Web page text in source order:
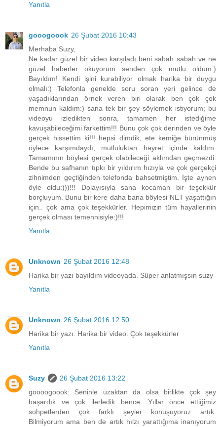
Yanıtla
gooogoook 26 Şubat 2016 10:43
Merhaba Suzy,
Ne kadar güzel bir video karşıladı beni sabah sabah ve ne
güzel haberler okuyorum senden çok mutlu oldum:)
Bayıldım! Kendi işini kurabiliyor olmak harika bir duygu
olmalı:) Telefonla genelde soru soran yeri gelince de
yaşadıklarından örnek veren biri olarak ben çok çok
memnun kaldım:) sana tek bir şey söylemek istiyorum; bu
videoyu izledikten sonra, tamamen her istediğime
kavuşabileceğimi farkettim!!! Bunu çok çok derinden ve öyle
gerçek hissettim ki!!! hepsi dimdik, ete kemiğe bürünmüş
öylece karşımdaydı, mutluluktan hayret içinde kaldım.
Tamamının böylesi gerçek olabileceği aklımdan geçmezdi.
Bende bu safhanın tıpkı bir yıldırım hızıyla ve çok gerçekçi
zihnimden geçtiğinden telefonda bahsetmiştim. İşte aynen
öyle oldu:)))!!! Dolayısıyla sana kocaman bir teşekkür
borçluyum. Bunu bir kere daha bana böylesi NET yaşattığın
için.. çok ama çok teşekkürler. Hepimizin tüm hayallerinin
gerçek olması temennisiyle:)!!!
Yanıtla
Unknown 26 Şubat 2016 12:48
Harika bir yazı bayıldım videoyada. Süper anlatmışsın suzy
Yanıtla
Unknown 26 Şubat 2016 12:50
Harika bir yazı. Harika bir video. Çok teşekkürler
Yanıtla
Suzy
26 Şubat 2016 13:22
goooogoook: Seninle uzaktan da olsa birlikte çok şey
başardık ve çok ilerledik bence. Yıllar önce ettiğimiz
sohpetlerden çok farklı şeyler konuşuyoruz artık.
Bilmiyorum ama ben de artık hılzı yarattığıma inanıyorum